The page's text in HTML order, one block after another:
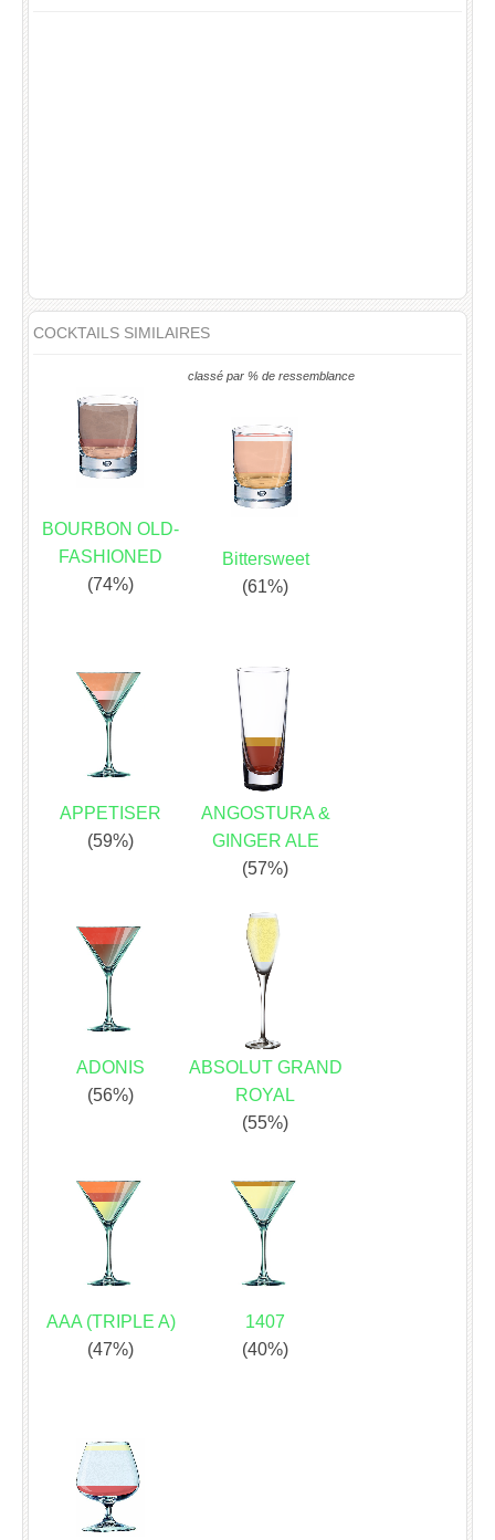
COCKTAILS SIMILAIRES
classé par % de ressemblance
BOURBON OLD-
FASHIONED
(74%)
Bittersweet
(61%)
APPETISER
(59%)
ANGOSTURA &
GINGER ALE
(57%)
ADONIS
(56%)
ABSOLUT GRAND
ROYAL
(55%)
AAA (TRIPLE A)
(47%)
1407
(40%)